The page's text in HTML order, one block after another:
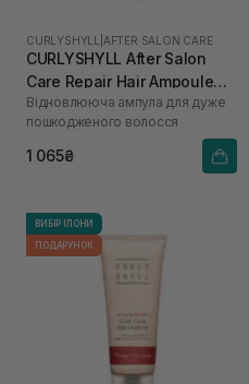
CURLYSHYLL AFTER SALON CARE
CURLYSHYLL After Salon
Care Repair Hair Ampoule
100 мл
Відновлююча ампула для дуже
пошкодженого волосся
1 065₴
ВИБІР ІЛОНИ
ПОДАРУНОК